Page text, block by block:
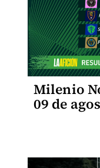
Milenio
09 de